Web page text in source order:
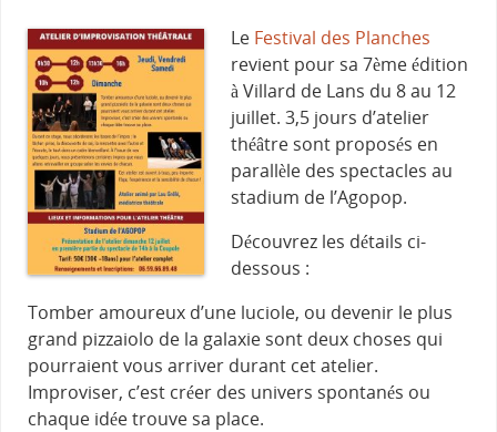
Le Festival des Planches
revient pour sa 7ème édition
à Villard de Lans du 8 au 12
juillet. 3,5 jours d’atelier
théâtre sont proposés en
parallèle des spectacles au
stadium de l’Agopop.
Découvrez les détails ci-
dessous :
Tomber amoureux d’une luciole, ou devenir le plus
grand pizzaiolo de la galaxie sont deux choses qui
pourraient vous arriver durant cet atelier.
Improviser, c’est créer des univers spontanés ou
chaque idée trouve sa place.